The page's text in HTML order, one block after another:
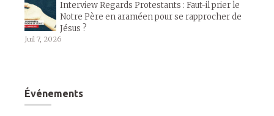
Interview Regards Protestants : Faut-il prier le
Notre Père en araméen pour se rapprocher de
Jésus ?
Juil 7, 2026
Événements